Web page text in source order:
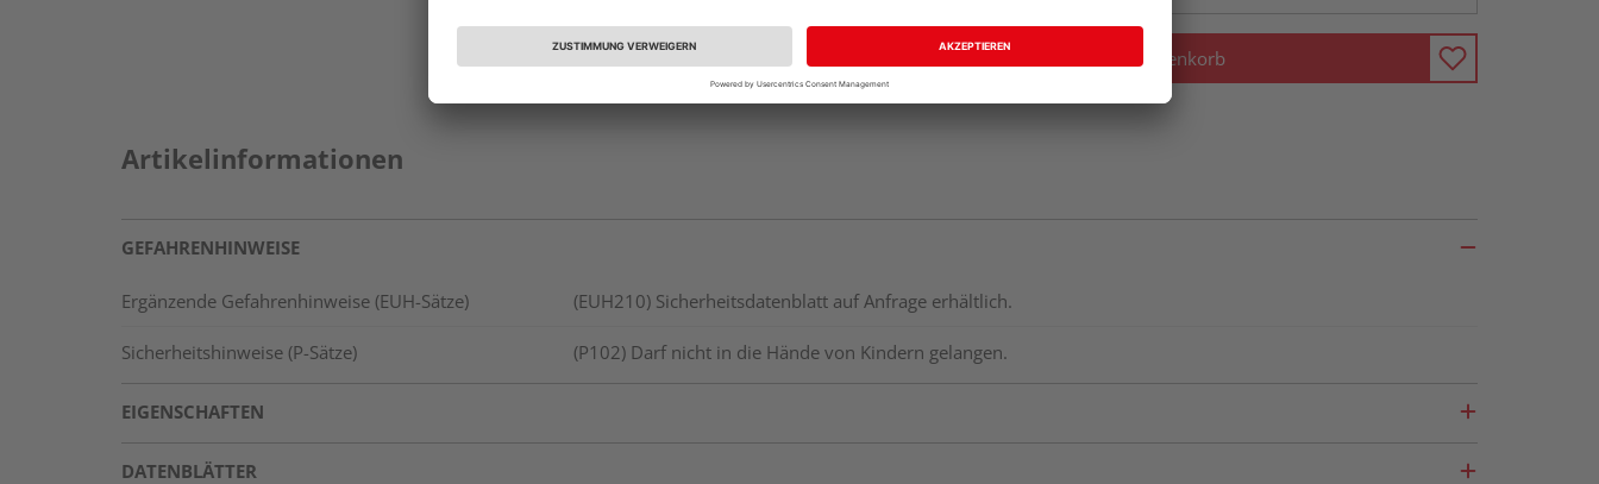
In den Warenkorb
Artikelinformationen
GEFAHRENHINWEISE
Ergänzende Gefahrenhinweise (EUH-Sätze) (EUH210) Sicherheitsdatenblatt auf Anfrage erhältlich.
Sicherheitshinweise (P-Sätze) (P102) Darf nicht in die Hände von Kindern gelangen.
EIGENSCHAFTEN
DATENBLÄTTER